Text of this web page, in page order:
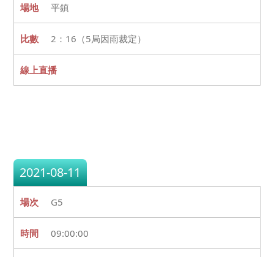
平鎮
2：16（5局因雨裁定）
2021-08-11
G5
09:00:00